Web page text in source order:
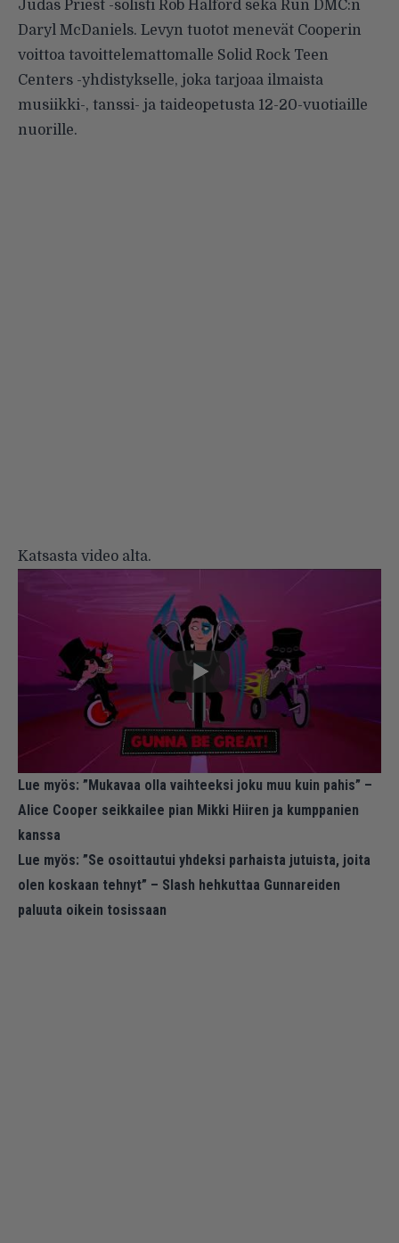
Judas Priest -solisti Rob Halford sekä Run DMC:n
Daryl McDaniels. Levyn tuotot menevät Cooperin
voittoa tavoittelemattomalle Solid Rock Teen
Centers -yhdistykselle, joka tarjoaa ilmaista
musiikki-, tanssi- ja taideopetusta 12-20-vuotiaille
nuorille.
Katsasta video alta.
Lue myös: ”Mukavaa olla vaihteeksi joku muu kuin pahis” –
Alice Cooper seikkailee pian Mikki Hiiren ja kumppanien
kanssa
Lue myös: ”Se osoittautui yhdeksi parhaista jutuista, joita
olen koskaan tehnyt” – Slash hehkuttaa Gunnareiden
paluuta oikein tosissaan